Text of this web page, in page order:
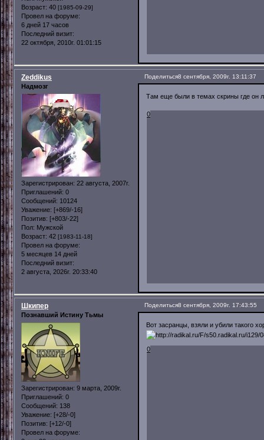
Возраст: 40 [1985-09-29]
Провел на форуме:
6 дней 17 часов
Последний визит:
22 октября, 2010г. 01:01:15
Поделиться8 сентября, 2009г. 13:11:37
Zeddikus
Надмозг
Зарегистрирован: 22 августа, 2007г.
Приглашений: 0
Сообщений: 10124
Уважение: [+869/-16]
Позитив: [+803/-22]
Пол: Мужской
Возраст: 42 [1983-11-18]
Провел на форуме:
5 месяцев 14 дней
Последний визит:
2 августа, 2026г. 20:33:40
Там еще были в темах скрины где он
0
Поделиться8 сентября, 2009г. 17:43:55
Шкипер
Познавший Истину Тьмы
Зарегистрирован: 9 марта, 2009г.
Приглашений: 0
Сообщений: 138
Уважение: [+28/-0]
Позитив: [+12/-0]
Провел на форуме:
Вот засранцы, взяли и убили такого
0